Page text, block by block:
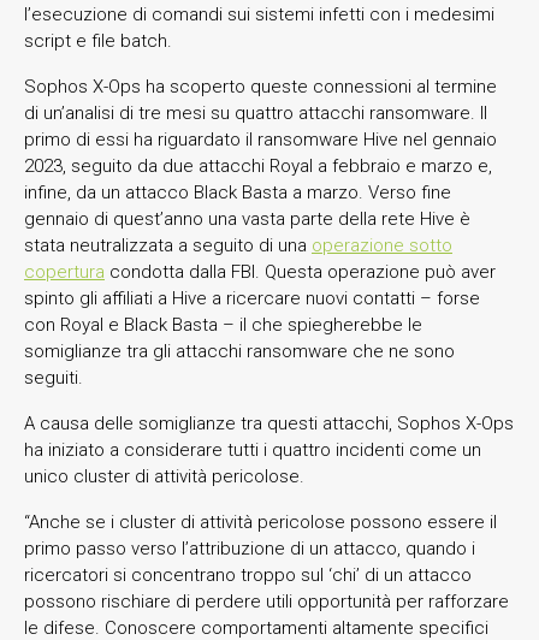
l’esecuzione di comandi sui sistemi infetti con i medesimi
script e file batch.
Sophos X-Ops ha scoperto queste connessioni al termine
di un’analisi di tre mesi su quattro attacchi ransomware. Il
primo di essi ha riguardato il ransomware Hive nel gennaio
2023, seguito da due attacchi Royal a febbraio e marzo e,
infine, da un attacco Black Basta a marzo. Verso fine
gennaio di quest’anno una vasta parte della rete Hive è
stata neutralizzata a seguito di una operazione sotto
copertura condotta dalla FBI. Questa operazione può aver
spinto gli affiliati a Hive a ricercare nuovi contatti – forse
con Royal e Black Basta – il che spiegherebbe le
somiglianze tra gli attacchi ransomware che ne sono
seguiti.
A causa delle somiglianze tra questi attacchi, Sophos X-Ops
ha iniziato a considerare tutti i quattro incidenti come un
unico cluster di attività pericolose.
“Anche se i cluster di attività pericolose possono essere il
primo passo verso l’attribuzione di un attacco, quando i
ricercatori si concentrano troppo sul ‘chi’ di un attacco
possono rischiare di perdere utili opportunità per rafforzare
le difese. Conoscere comportamenti altamente specifici